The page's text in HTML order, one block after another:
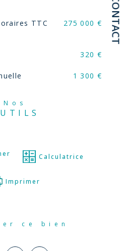
CONTACT
un agent commercial
TTC
275 000 €
320 €
1 300 €
Nos
Calculatrice
Imprimer
ce bien